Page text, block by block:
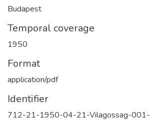
Budapest
Temporal coverage
1950
Format
application/pdf
Identifier
712-21-1950-04-21-Vilagossag-